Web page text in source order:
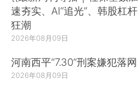
速夯实、AI“追光”、韩股杠杆
狂潮
2026年08月09日
河南西平“7.30”刑案嫌犯落网
2026年08月09日